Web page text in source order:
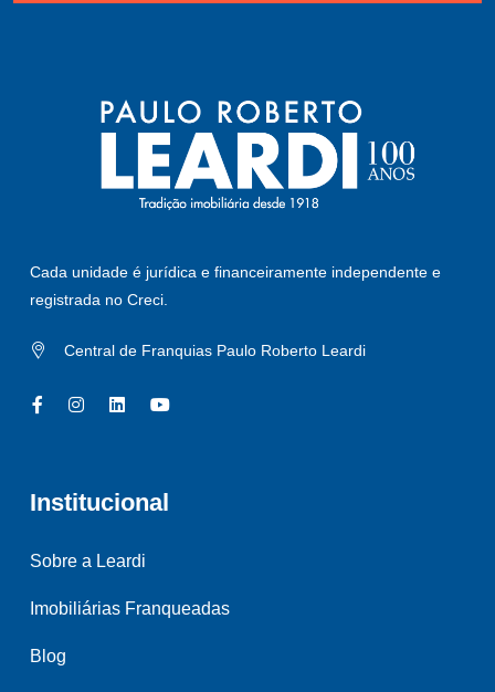
Cada unidade é jurídica e financeiramente independente e
registrada no Creci.
Central de Franquias Paulo Roberto Leardi
Institucional
Sobre a Leardi
Imobiliárias Franqueadas
Blog